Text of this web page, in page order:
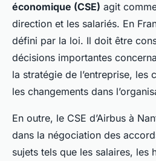
économique (CSE) agit
direction et les salariés. En
défini par la loi. Il doit être
décisions importantes
la stratégie de l’entreprise, les
les changements dans
En outre, le CSE d’Airbus à
dans la négociation des
sujets tels que les salaires, les